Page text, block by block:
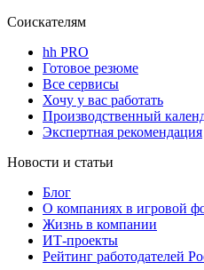
Соискателям
hh PRO
Готовое резюме
Все сервисы
Хочу у вас работать
Производственный
Экспертная рекомендация
Новости и статьи
Блог
О компаниях в игровой
Жизнь в компании
ИТ-проекты
Рейтинг работодателей